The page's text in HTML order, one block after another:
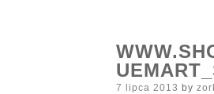
Posted
7 lipca 2013 by